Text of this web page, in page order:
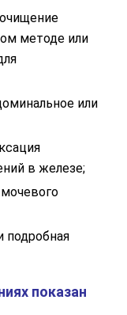
методе или
или
в железе;
подробная
показан